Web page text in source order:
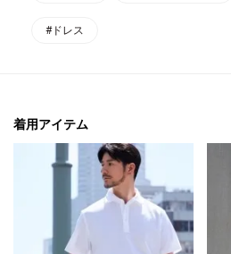
#ドレス
着用アイテム